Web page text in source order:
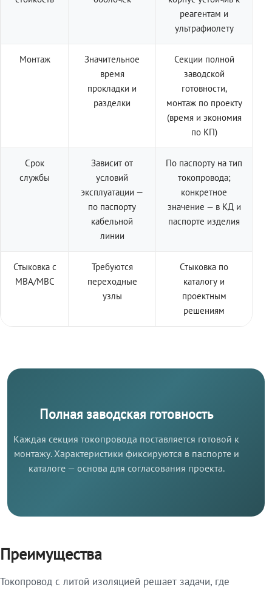
реагентам и
ультрафиолету
Монтаж
Значительное
время
прокладки и
разделки
Секции полной
заводской
готовности,
монтаж по проекту
(время и экономия
по КП)
Срок
службы
Зависит от
условий
эксплуатации —
по паспорту
кабельной
линии
По паспорту на тип
токопровода;
конкретное
значение — в КД и
паспорте изделия
Стыковка с
МВА/МВС
Требуются
переходные
узлы
Стыковка по
каталогу и
проектным
решениям
Полная заводская готовность
Каждая секция токопровода поставляется готовой к
монтажу. Характеристики фиксируются в паспорте и
каталоге — основа для согласования проекта.
Преимущества
Токопровод с литой изоляцией решает задачи, где